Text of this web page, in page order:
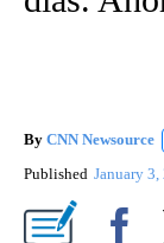
By CNN Newsource
Published January 3,